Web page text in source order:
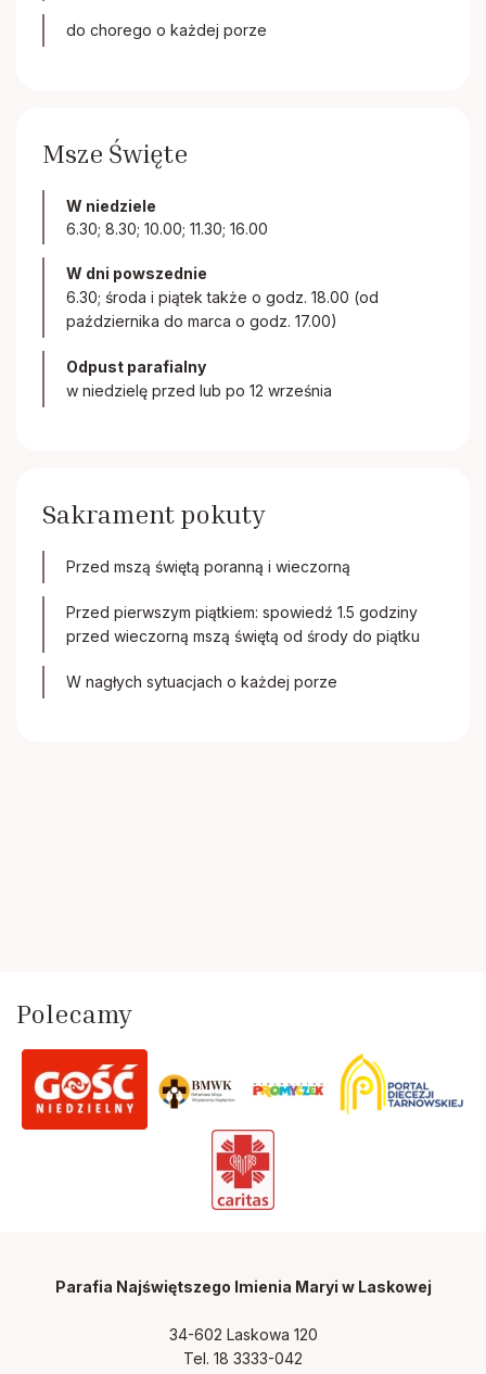
do chorego o każdej porze
Msze Święte
W niedziele
6.30; 8.30; 10.00; 11.30; 16.00
W dni powszednie
6.30; środa i piątek także o godz. 18.00 (od
października do marca o godz. 17.00)
Odpust parafialny
w niedzielę przed lub po 12 września
Sakrament pokuty
Przed mszą świętą poranną i wieczorną
Przed pierwszym piątkiem: spowiedź 1.5 godziny
przed wieczorną mszą świętą od środy do piątku
W nagłych sytuacjach o każdej porze
Polecamy
Parafia Najświętszego Imienia Maryi w Laskowej
34-602 Laskowa 120
Tel. 18 3333-042